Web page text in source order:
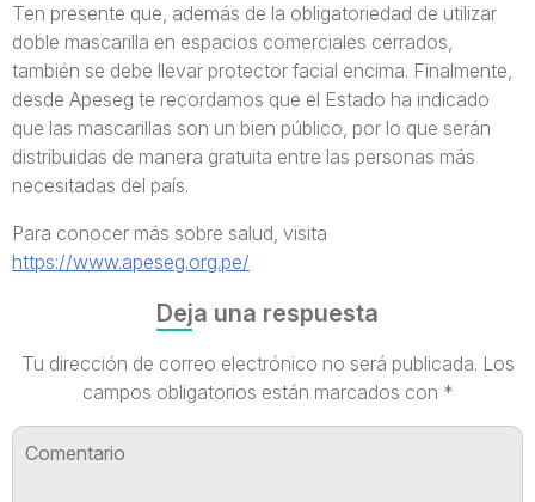
Ten presente que, además de la obligatoriedad de utilizar
doble mascarilla en espacios comerciales cerrados,
también se debe llevar protector facial encima. Finalmente,
desde Apeseg te recordamos que el Estado ha indicado
que las mascarillas son un bien público, por lo que serán
distribuidas de manera gratuita entre las personas más
necesitadas del país.
Para conocer más sobre salud, visita
https://www.apeseg.org.pe/
Deja una respuesta
Tu dirección de correo electrónico no será publicada. Los
campos obligatorios están marcados con *